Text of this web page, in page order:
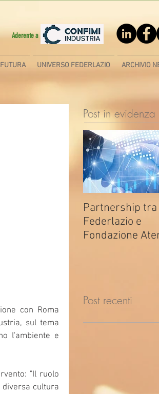
Aderente a
UNIVERSO FEDERLAZIO ARCHIVIO
con Roma
sul tema
l'ambiente e
"Il ruolo
cultura
Post in evidenza
Partnership tra
Federlazio e
Fondazione
Post recenti